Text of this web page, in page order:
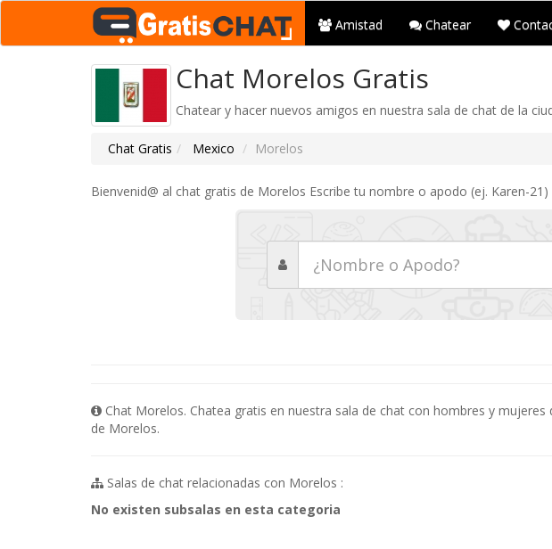
Amistad Chatear
Chat Morelos Gratis
Chatear y hacer nuevos amigos en nuestra sala de chat de la
Chat Gratis Mexico Morelos
Bienvenid@ al chat gratis de Morelos Escribe tu nombre o apodo (ej. Karen-
Chat Morelos. Chatea gratis en nuestra sala de chat con hombres y
de Morelos.
Salas de chat relacionadas con Morelos :
No existen subsalas en esta categoria